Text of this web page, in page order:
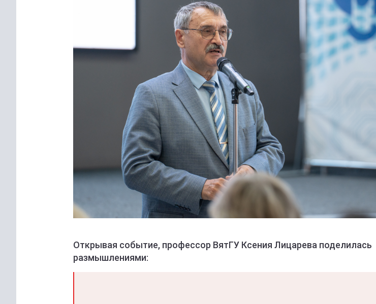
Открывая событие, профессор ВятГУ Ксения Лицарева поделилась
размышлениями: